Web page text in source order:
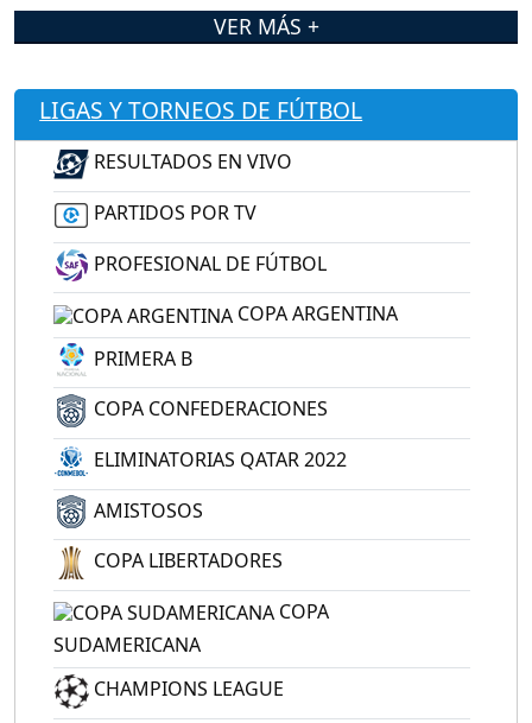
VER MÁS +
LIGAS Y TORNEOS DE FÚTBOL
RESULTADOS EN VIVO
PARTIDOS POR TV
PROFESIONAL DE FÚTBOL
COPA ARGENTINA
PRIMERA B
COPA CONFEDERACIONES
ELIMINATORIAS QATAR 2022
AMISTOSOS
COPA LIBERTADORES
COPA
SUDAMERICANA
CHAMPIONS LEAGUE